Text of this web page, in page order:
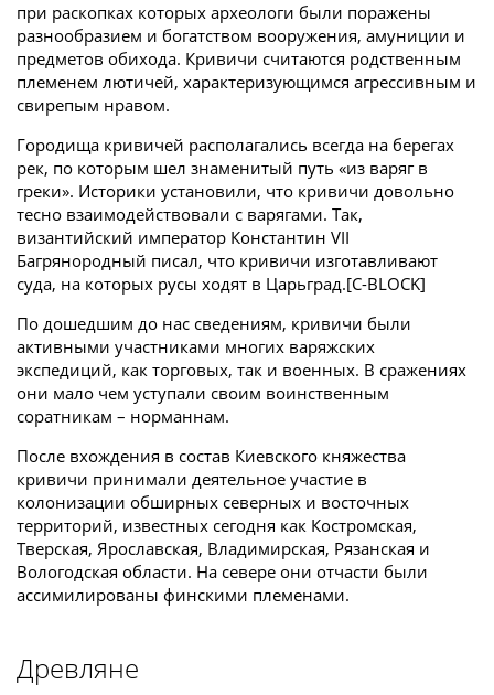
при раскопках которых археологи были поражены
разнообразием и богатством вооружения, амуниции и
предметов обихода. Кривичи считаются родственным
племенем лютичей, характеризующимся агрессивным и
свирепым нравом.
Городища кривичей располагались всегда на берегах
рек, по которым шел знаменитый путь «из варяг в
греки». Историки установили, что кривичи довольно
тесно взаимодействовали с варягами. Так,
византийский император Константин VII
Багрянородный писал, что кривичи изготавливают
суда, на которых русы ходят в Царьград.[С-BLOCK]
По дошедшим до нас сведениям, кривичи были
активными участниками многих варяжских
экспедиций, как торговых, так и военных. В сражениях
они мало чем уступали своим воинственным
соратникам – норманнам.
После вхождения в состав Киевского княжества
кривичи принимали деятельное участие в
колонизации обширных северных и восточных
территорий, известных сегодня как Костромская,
Тверская, Ярославская, Владимирская, Рязанская и
Вологодская области. На севере они отчасти были
ассимилированы финскими племенами.
Древляне